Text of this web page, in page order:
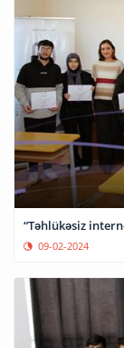
“Təhlükəsiz
09-02-2024